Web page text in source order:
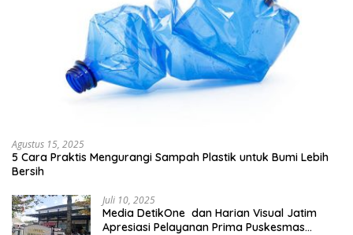
Agustus 15, 2025
5 Cara Praktis Mengurangi Sampah Plastik untuk Bumi Lebih
Bersih
Juli 10, 2025
Media DetikOne dan Harian Visual Jatim
Apresiasi Pelayanan Prima Puskesmas